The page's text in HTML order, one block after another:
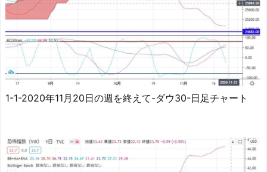
1-1-2020年11月20日の週を終えて-ダウ30-日足チャート